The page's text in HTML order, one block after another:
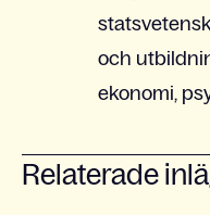
och
ekonomi,
Relaterade